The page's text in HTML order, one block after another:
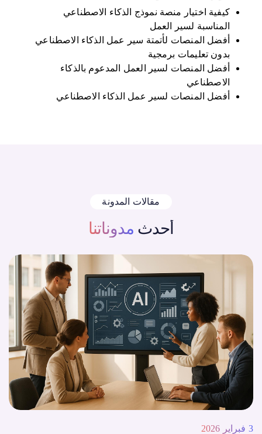
كيفية اختيار منصة نموذج الذكاء الاصطناعي
المناسبة لسير العمل
أفضل المنصات لأتمتة سير عمل الذكاء الاصطناعي
بدون تعليمات برمجية
أفضل المنصات لسير العمل المدعوم بالذكاء
الاصطناعي
أفضل المنصات لسير عمل الذكاء الاصطناعي
مقالات المدونة
أحدث مدوناتنا
3 فبراير 2026